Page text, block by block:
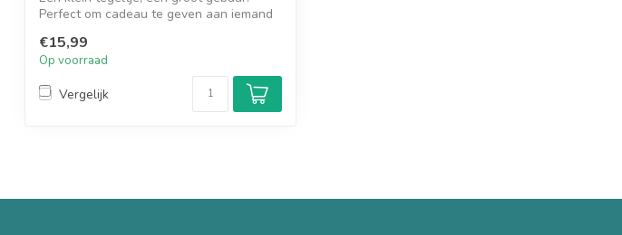
Perfect om cadeau te geven aan iemand
€15,99
Op voorraad
Vergelijk